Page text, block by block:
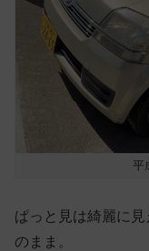
平
ぱっと見は綺麗に
のまま。